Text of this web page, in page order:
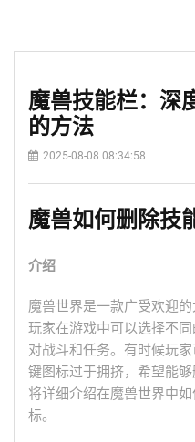
魔兽技能栏：深
的方法
2025-08-08 08:34:58
魔兽如何删除技
介绍
魔兽世界是一款广受欢迎
玩家在游戏中可以选择不
对战斗和任务。有时候玩
键图标过于拥挤，希望能
将详细介绍在魔兽世界中
标。